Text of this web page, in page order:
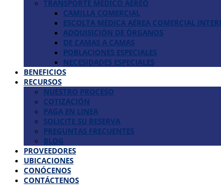
TRANSPORTE MÉDICO AÉREO
CAMILLA COMERCIAL
ESCOLTA MÉDICA AÉREA COMERCIAL
ADQUISICIÓN DE ÓRGANOS
DE CAMAS A CAMAS
POBLACIONES ESPECIALES
NECESIDADES ESPECIALES
BENEFICIOS
RECURSOS
NUESTRO PROCESO
COTIZACIÓN
PAGA EN LINEA
SOLICITE SU RESERVA
PREGUNTAS FRECUENTES
BLOG
PROVEEDORES
UBICACIONES
CONÓCENOS
CONTÁCTENOS